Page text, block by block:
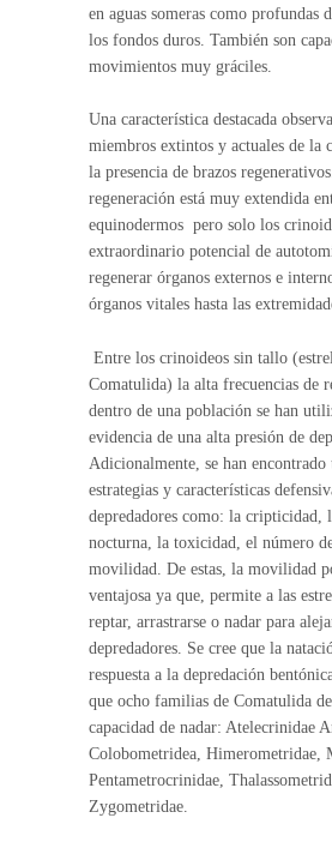
en aguas someras como profundas
los fondos duros. También son
movimientos muy gráciles.
Una característica destacada
miembros extintos y actuales de la
la presencia de brazos
regeneración está muy extendida
equinodermos pero solo los
extraordinario potencial de
regenerar órganos externos e
órganos vitales hasta las
Entre los crinoideos sin tallo
Comatulida) la alta frecuencias de
dentro de una población se han
evidencia de una alta presión de
Adicionalmente, se han
estrategias y características
depredadores como: la cripticidad,
nocturna, la toxicidad, el número
movilidad. De estas, la movilidad
ventajosa ya que, permite a las
reptar, arrastrarse o nadar para
depredadores. Se cree que la
respuesta a la depredación
que ocho familias de Comatulida
capacidad de nadar: Atelecrinidae
Colobometridea, Himerometridae,
Pentametrocrinidae,
Zygometridae.